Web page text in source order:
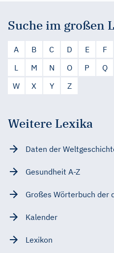
Suche im großen
A B C D E F
L
M N O P Q
W
X Y Z
Weitere Lexika
Daten der
Gesundheit A-Z
Großes Wörterbuch der
Kalender
Lexikon